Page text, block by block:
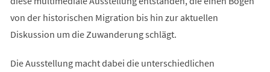
von der historischen Migration bis hin zur aktuellen
Diskussion um die Zuwanderung schlägt.
Die Ausstellung macht dabei die unterschiedlichen